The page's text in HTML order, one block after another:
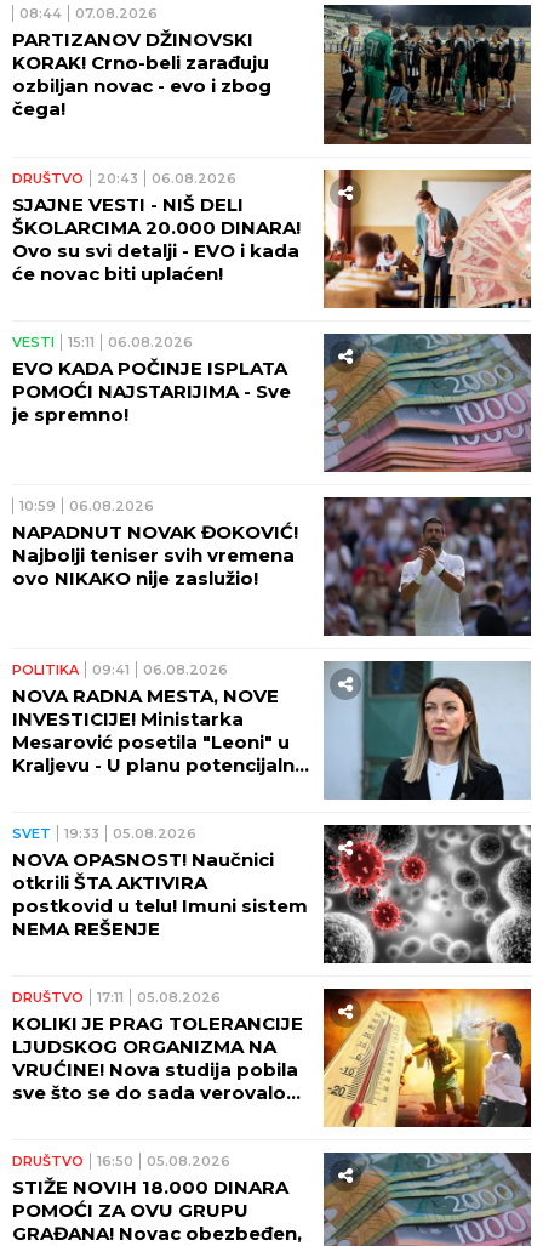
08:44 07.08.2026
PARTIZANOV DŽINOVSKI
KORAK! Crno-beli zarađuju
ozbiljan novac - evo i zbog
čega!
DRUŠTVO 20:43 06.08.2026
SJAJNE VESTI - NIŠ DELI
ŠKOLARCIMA 20.000 DINARA!
Ovo su svi detalji - EVO i kada
će novac biti uplaćen!
VESTI 15:11 06.08.2026
EVO KADA POČINJE ISPLATA
POMOĆI NAJSTARIJIMA - Sve
je spremno!
10:59 06.08.2026
NAPADNUT NOVAK ĐOKOVIĆ!
Najbolji teniser svih vremena
ovo NIKAKO nije zaslužio!
POLITIKA 09:41 06.08.2026
NOVA RADNA MESTA, NOVE
INVESTICIJE! Ministarka
Mesarović posetila "Leoni" u
Kraljevu - U planu potencijalna
SVET 19:33 05.08.2026
NOVA OPASNOST! Naučnici
otkrili ŠTA AKTIVIRA
postkovid u telu! Imuni sistem
NEMA REŠENJE
DRUŠTVO 17:11 05.08.2026
KOLIKI JE PRAG TOLERANCIJE
LJUDSKOG ORGANIZMA NA
VRUĆINE! Nova studija pobila
sve što se do sada verovalo
DRUŠTVO 16:50 05.08.2026
STIŽE NOVIH 18.000 DINARA
POMOĆI ZA OVU GRUPU
GRAĐANA! Novac obezbeđen,